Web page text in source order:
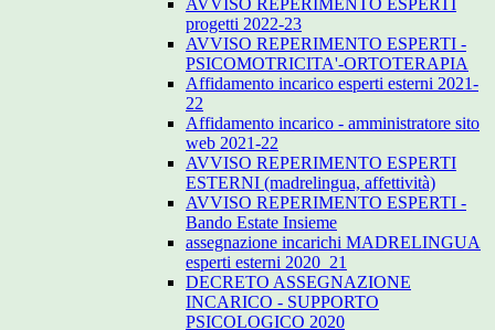
AVVISO REPERIMENTO ESPERTI
progetti 2022-23
AVVISO REPERIMENTO ESPERTI -
PSICOMOTRICITA'-ORTOTERAPIA
Affidamento incarico esperti esterni 2021-
22
Affidamento incarico - amministratore sito
web 2021-22
AVVISO REPERIMENTO ESPERTI
ESTERNI (madrelingua, affettività)
AVVISO REPERIMENTO ESPERTI -
Bando Estate Insieme
assegnazione incarichi MADRELINGUA
esperti esterni 2020_21
DECRETO ASSEGNAZIONE
INCARICO - SUPPORTO
PSICOLOGICO 2020